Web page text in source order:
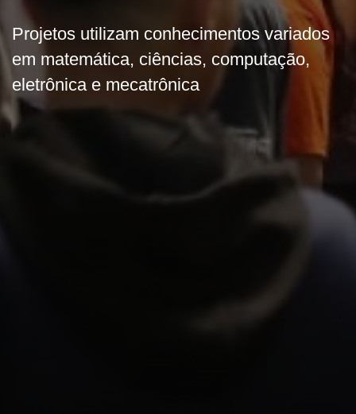
Projetos utilizam conhecimentos variados
em matemática, ciências, computação,
eletrônica e mecatrônica